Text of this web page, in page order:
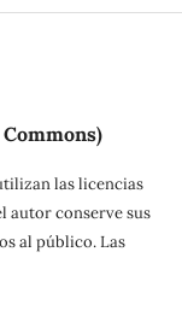
las licencias
autor conserve sus
al público. Las